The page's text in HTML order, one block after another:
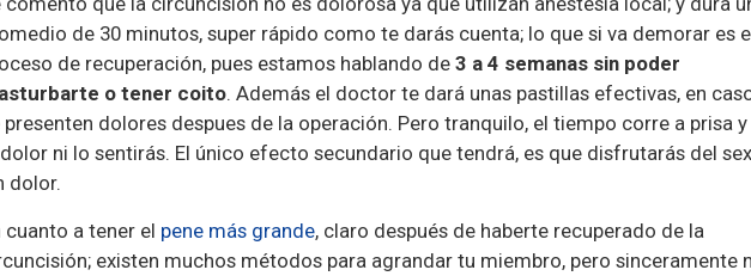
de 30 minutos, super rápido como te darás cuenta; lo que si va demorar es
de recuperación, pues estamos hablando de3 a 4 semanas sin poder
o tener coito. Además el doctor te dará unas pastillas efectivas, en
presenten dolores despues de la operación. Pero tranquilo, el tiempo corre a prisa y
ni lo sentirás. El único efecto secundario que tendrá, es que disfrutarás del
dolor.
cuanto a tener el pene más grande, claro después de haberte recuperado de la
existen muchos métodos para agrandar tu miembro, pero sinceramente